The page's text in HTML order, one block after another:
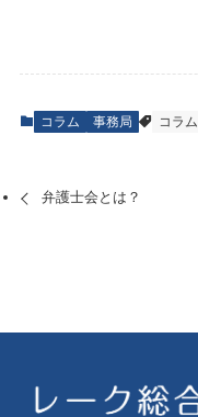
コラム 事務局 コラム
弁護士会とは？